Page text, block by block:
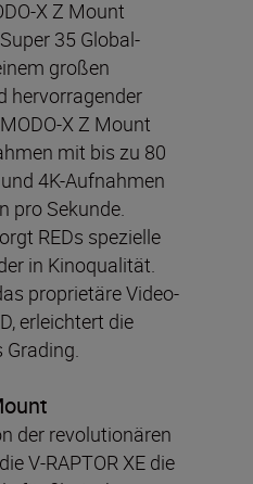
X Z Mount
35 Global-
großen
hervorragender
X Z Mount
mit bis zu 80
4K-Aufnahmen
pro Sekunde.
REDs spezielle
in Kinoqualität.
proprietäre Video-
erleichtert die
Grading.
der revolutionären
V-RAPTOR XE die